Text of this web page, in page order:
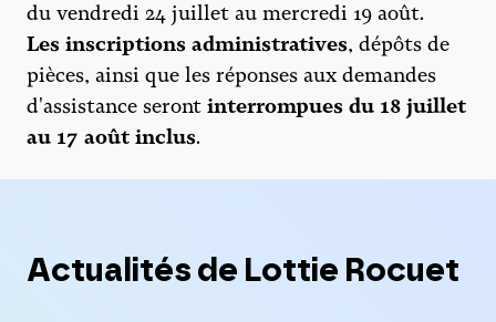
du vendredi 24 juillet au mercredi 19 août.
Les inscriptions administratives, dépôts de
pièces, ainsi que les réponses aux demandes
d'assistance seront interrompues du 18 juillet
au 17 août inclus.
Actualités de Lottie Rocuet